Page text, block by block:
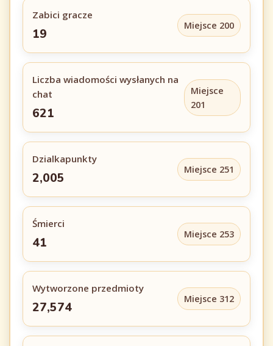
Zabici gracze
19
Miejsce 200
Liczba wiadomości wysłanych na
chat
621
Miejsce
201
Dzialkapunkty
2,005
Miejsce 251
Śmierci
41
Miejsce 253
Wytworzone przedmioty
27,574
Miejsce 312